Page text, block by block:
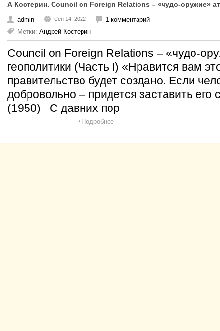
А Костерин. Council on Foreign Relations – «чудо-оружие»
admin Сен 14, 2022
1 комментарий
Метки: Андрей Костерин
Council on Foreign Relations – «чудо-
геополитики (Часть I) «Нравится вам
правительство будет создано. Если
добровольно – придется заставить
(1950) С давних пор
Подробнее